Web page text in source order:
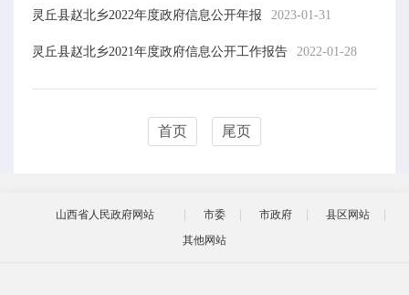
灵丘县赵北乡2022年度政府信息公开年报 2023-01-31
灵丘县赵北乡2021年度政府信息公开工作报告 2022-01-28
首页 尾页
山西省人民政府网站 市委 市政府
县区网站
其他网站